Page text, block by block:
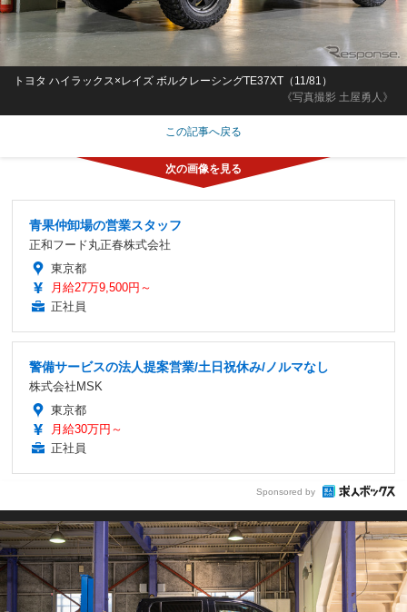
《写真撮影 土屋勇人》
トヨタ ハイラックス×レイズ ボルクレーシングTE37XT（11/81）
この記事へ戻る
青果仲卸場の営業スタッフ
正和フード丸正春株式会社
東京都
月給27万9,500円～
正社員
警備サービスの法人提案営業/土日祝休み/ノルマなし
株式会社MSK
東京都
月給30万円～
正社員
Sponsored by